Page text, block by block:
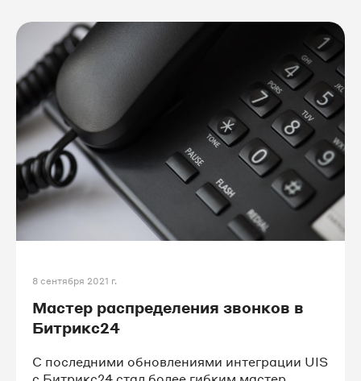
8 сентября 2021 г.
Мастер распределения звонков в
Битрикс24
С последними обновлениями интеграции UIS